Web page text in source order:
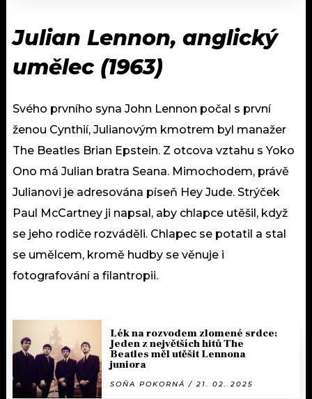
Julian Lennon, anglický
umělec (1963)
Svého prvního syna John Lennon počal s první
ženou Cynthií, Julianovým kmotrem byl manažer
The Beatles Brian Epstein. Z otcova vztahu s Yoko
Ono má Julian bratra Seana. Mimochodem, právě
Julianovi je adresována píseň Hey Jude. Strýček
Paul McCartney ji napsal, aby chlapce utěšil, když
se jeho rodiče rozváděli. Chlapec se potatil a stal
se umělcem, kromě hudby se věnuje i
fotografování a filantropii.
Lék na rozvodem zlomené srdce:
Jeden z největších hitů The
Beatles měl utěšit Lennona
juniora
SOŇA POKORNÁ / 21. 02. 2025